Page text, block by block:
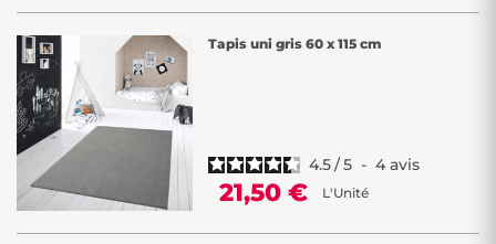
Tapis uni gris 60 x 115 cm
4.5/5 - 4 avis
21,50 € L'Unité